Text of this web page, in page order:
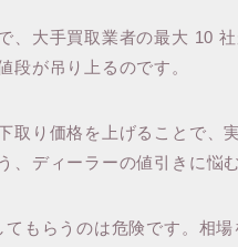
、大手買取業者の最大 10
段が吊り上るのです。
取り価格を上げることで、
、ディーラーの値引きに悩
もらうのは危険です。相